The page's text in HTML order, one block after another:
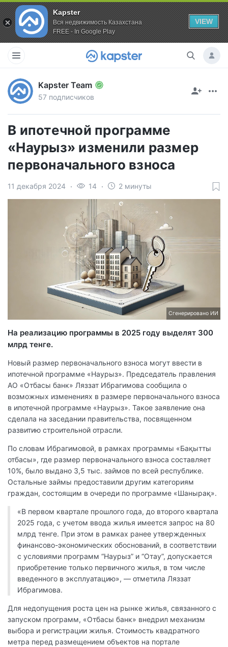
Kapster
Вся недвижимость Казахстана
FREE - In Google Play
VIEW
Kapster Team
57 подписчиков
В ипотечной программе
«Наурыз» изменили размер
первоначального взноса
11 декабря 2024 14 2 минуты
Сгенерировано ИИ
На реализацию программы в 2025 году выделят 300
млрд тенге.
Новый размер первоначального взноса могут ввести в
ипотечной программе «Наурыз». Председатель правления
АО «Отбасы банк» Ляззат Ибрагимова сообщила о
возможных изменениях в размере первоначального взноса
в ипотечной программе «Наурыз». Такое заявление она
сделала на заседании правительства, посвященном
развитию строительной отрасли.
По словам Ибрагимовой, в рамках программы «Бақытты
отбасы», где размер первоначального взноса составляет
10%, было выдано 3,5 тыс. займов по всей республике.
Остальные займы предоставили другим категориям
граждан, состоящим в очереди по программе «Шанырақ».
«В первом квартале прошлого года, до второго квартала
2025 года, с учетом ввода жилья имеется запрос на 80
млрд тенге. При этом в рамках ранее утвержденных
финансово-экономических обоснований, в соответствии
с условиями программ “Наурыз” и “Отау”, допускается
приобретение только первичного жилья, в том числе
введенного в эксплуатацию», — отметила Ляззат
Ибрагимова.
Для недопущения роста цен на рынке жилья, связанного с
запуском программ, «Отбасы банк» внедрил механизм
выбора и регистрации жилья. Стоимость квадратного
метра перед размещением объектов на портале